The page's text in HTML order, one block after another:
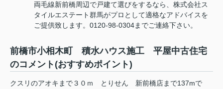
両毛線新前橋周辺で戸建て選びをするなら、株式会社ス
タイルエステート群馬がプロとして適格なアドバイスを
ご提供致します。0120-98-0304までご連絡下さい。
前橋市小相木町 積水ハウス施工 平屋中古住宅
のコメント(おすすめポイント)
クスリのアオキまで３０ｍ とりせん 新前橋店まで137mで